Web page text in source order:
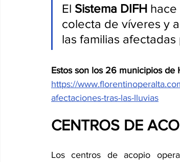
El Sistema DIFH hace
colecta de víveres y
las familias
Estos son los 26 municipios de
https://
afectaciones-tras-las-lluvias
CENTROS DE
Los centros de acopio